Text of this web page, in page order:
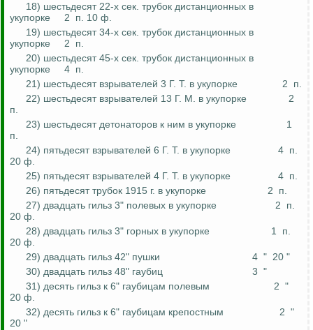
18) шестьдесят 22-х сек. трубок дистанционных в
укупорке
2
п. 10 ф.
19) шестьдесят 34-х сек. трубок дистанционных в
укупорке
2
п.
20) шестьдесят 45-х сек. трубок дистанционных в
укупорке
4 п.
21) шестьдесят взрывателей 3 Г. Т. в укупорке
2
п.
22) шестьдесят взрывателей 13 Г. М. в укупорке
2
п.
23) шестьдесят детонаторов к ним в укупорке
1
п.
24) пятьдесят взрывателей 6 Г. Т. в укупорке
4 п.
20 ф.
25) пятьдесят взрывателей 4 Г. Т. в укупорке
4 п.
26) пятьдесят трубок 1915 г. в укупорке
2
п.
27) двадцать гильз 3" полевых в укупорке
2
п.
20 ф.
28) двадцать гильз 3" горных в укупорке
1
п.
20 ф.
29) двадцать гильз 42" пушки
4 " 20 "
30) двадцать гильз 48" гаубиц
3 "
31) десять гильз к 6" гаубицам полевым
2 "
20 ф.
32) десять гильз к 6" гаубицам крепостным
2 "
20 "